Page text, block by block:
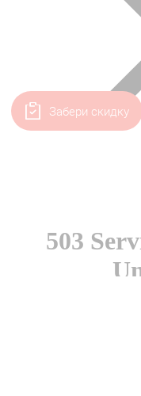
Забери скидку